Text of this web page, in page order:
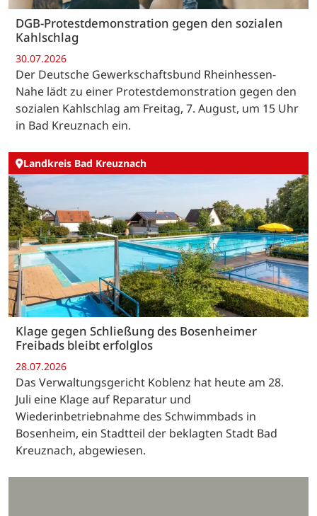
DGB-Protestdemonstration gegen den sozialen
Kahlschlag
30.07.2026
Der Deutsche Gewerkschaftsbund Rheinhessen-
Nahe lädt zu einer Protestdemonstration gegen den
sozialen Kahlschlag am Freitag, 7. August, um 15 Uhr
in Bad Kreuznach ein.
Landkreis Bad Kreuznach
Klage gegen Schließung des Bosenheimer
Freibads bleibt erfolglos
28.07.2026
Das Verwaltungsgericht Koblenz hat heute am 28.
Juli eine Klage auf Reparatur und
Wiederinbetriebnahme des Schwimmbads in
Bosenheim, ein Stadtteil der beklagten Stadt Bad
Kreuznach, abgewiesen.